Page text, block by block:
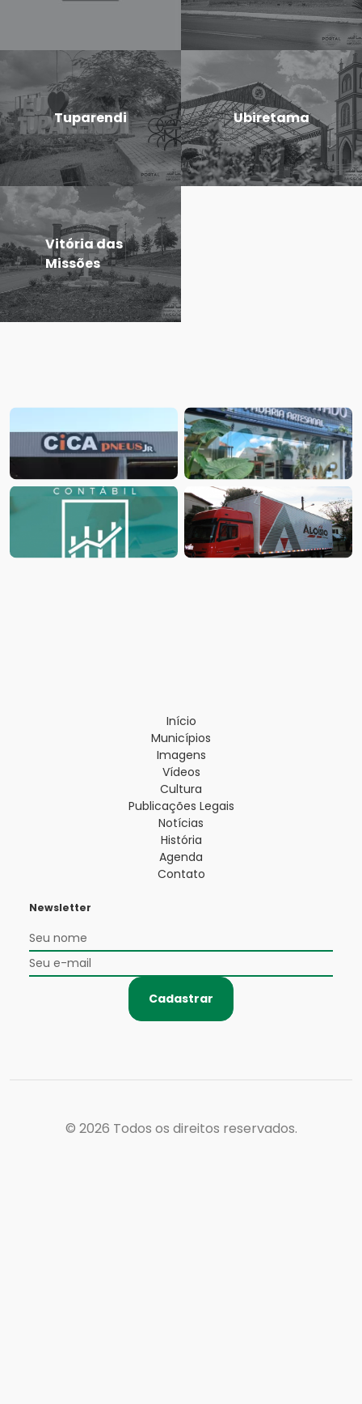
Tuparendi Ubiretama
Vitória das
Missões
Início
Municípios
Imagens
Vídeos
Cultura
Publicações Legais
Notícias
História
Agenda
Contato
Newsletter
Cadastrar
© 2026 Todos os direitos reservados.